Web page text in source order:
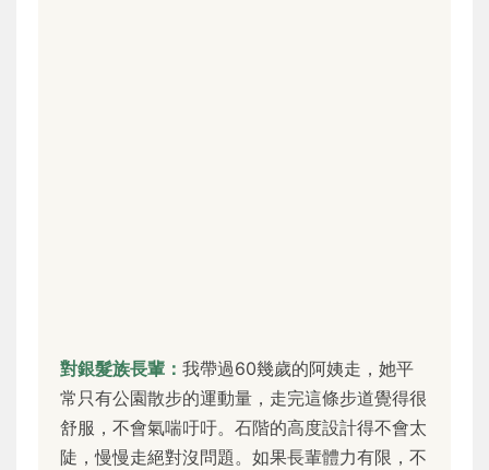
對銀髮族長輩： 我帶過60幾歲的阿姨走，她平
常只有公園散步的運動量，走完這條步道覺得很
舒服，不會氣喘吁吁。石階的高度設計得不會太
陡，慢慢走絕對沒問題。如果長輩體力有限，不